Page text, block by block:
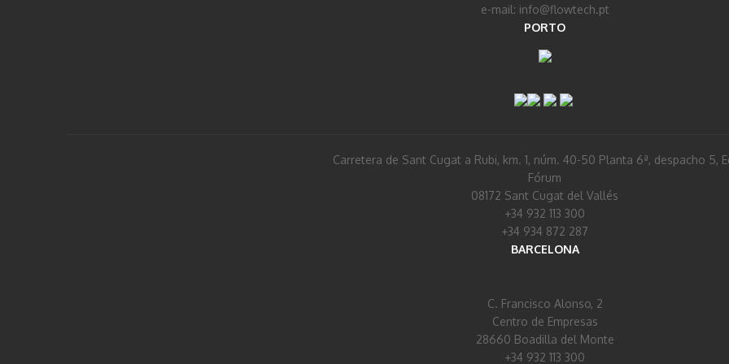
e-mail: info@flowtech.pt
PORTO
Carretera de Sant Cugat a Rubi, km. 1, núm. 40-50 Planta 6ª, despacho 5,
Fórum
08172 Sant Cugat del Vallés
+34 932 113 300
+34 934 872 287
BARCELONA
C. Francisco Alonso, 2
Centro de Empresas
28660 Boadilla del Monte
+34 932 113 300